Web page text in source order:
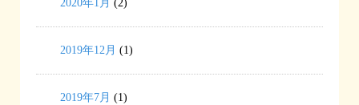
2020年1月 (2)
2019年12月 (1)
2019年7月 (1)